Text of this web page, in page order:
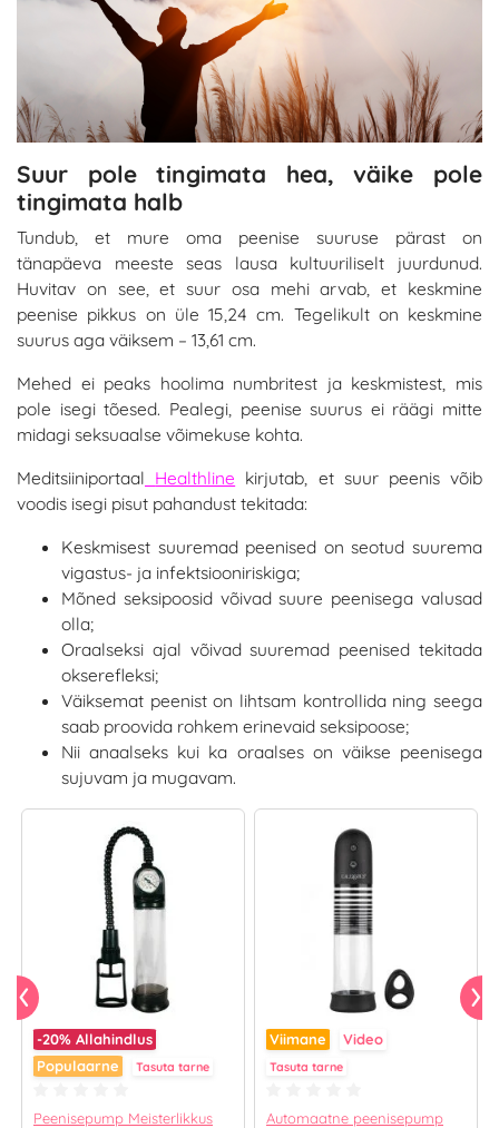
Suur pole tingimata hea, väike pole
tingimata halb
Tundub, et mure oma peenise suuruse pärast on
tänapäeva meeste seas lausa kultuuriliselt juurdunud.
Huvitav on see, et suur osa mehi arvab, et keskmine
peenise pikkus on üle 15,24 cm. Tegelikult on keskmine
suurus aga väiksem – 13,61 cm.
Mehed ei peaks hoolima numbritest ja keskmistest, mis
pole isegi tõesed. Pealegi, peenise suurus ei räägi mitte
midagi seksuaalse võimekuse kohta.
Meditsiiniportaal Healthline kirjutab, et suur peenis võib
voodis isegi pisut pahandust tekitada:
Keskmisest suuremad peenised on seotud suurema
vigastus- ja infektsiooniriskiga;
Mõned seksipoosid võivad suure peenisega valusad
olla;
Oraalseksi ajal võivad suuremad peenised tekitada
okserefleksi;
Väiksemat peenist on lihtsam kontrollida ning seega
saab proovida rohkem erinevaid seksipoose;
Nii anaalseks kui ka oraalses on väikse peenisega
sujuvam ja mugavam.
-20% Allahindlus
Populaarne
Tasuta tarne
Peenisepump Meisterlikkus
Viimane Video
Tasuta tarne
Automaatne peenisepump